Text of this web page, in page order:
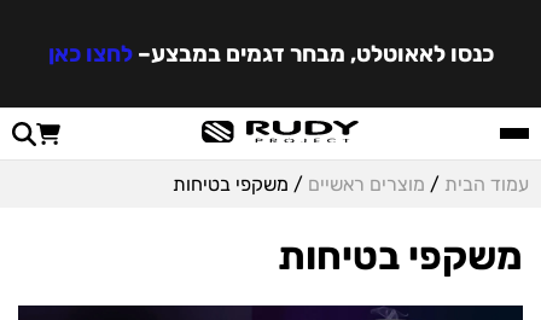
כנסו לאאוטלט, מבחר דגמים במבצע–לחצו כאן
עמוד הבית / מוצרים ראשיים / משקפי בטיחות
משקפי בטיחות